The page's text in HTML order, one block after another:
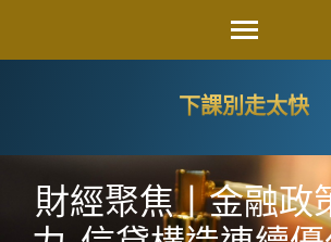
下課別走太快
財經聚焦丨金融政